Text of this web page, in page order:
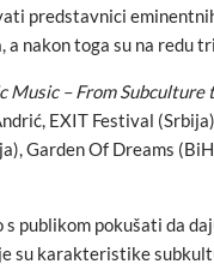
predstavnici
a nakon toga su na redu
Music – From Subculture
EXIT Festival
Garden Of Dreams
s publikom pokušati da
su karakteristike